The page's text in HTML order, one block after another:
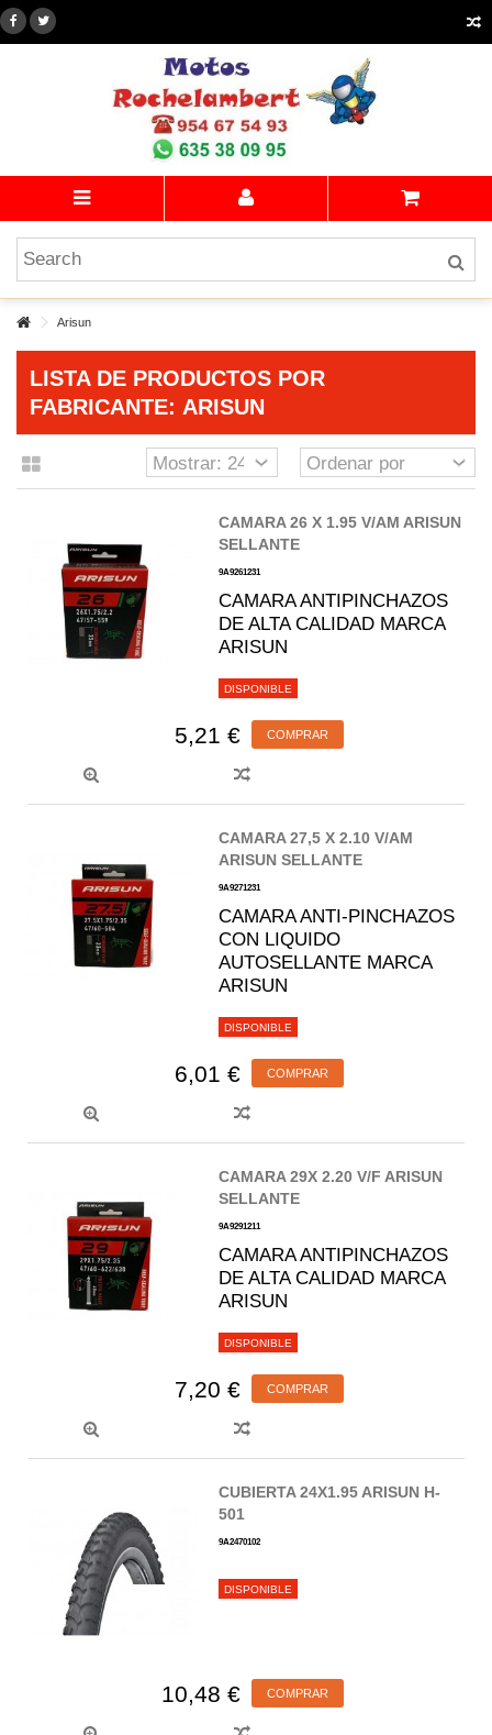
Arisun
LISTA DE PRODUCTOS POR
FABRICANTE: ARISUN
CAMARA 26 X 1.95 V/AM ARISUN
SELLANTE
9A9261231
CAMARA ANTIPINCHAZOS
DE ALTA CALIDAD MARCA
ARISUN
DISPONIBLE
5,21 € COMPRAR
CAMARA 27,5 X 2.10 V/AM
ARISUN SELLANTE
9A9271231
CAMARA ANTI-PINCHAZOS
CON LIQUIDO
AUTOSELLANTE MARCA
ARISUN
DISPONIBLE
6,01 € COMPRAR
CAMARA 29X 2.20 V/F ARISUN
SELLANTE
9A9291211
CAMARA ANTIPINCHAZOS
DE ALTA CALIDAD MARCA
ARISUN
DISPONIBLE
7,20 € COMPRAR
CUBIERTA 24X1.95 ARISUN H-
501
9A2470102
DISPONIBLE
10,48 € COMPRAR